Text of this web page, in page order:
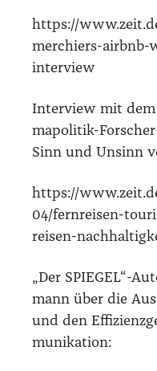
https://
merchiers-airbnb-
interview
Inter­view mit
ma­po­li­tik-
Sinn und Unsinn
https://
04/fernreisen-
reisen-
„Der SPIEGEL“-
mann über die
und den
mu­ni­ka­ti­on: